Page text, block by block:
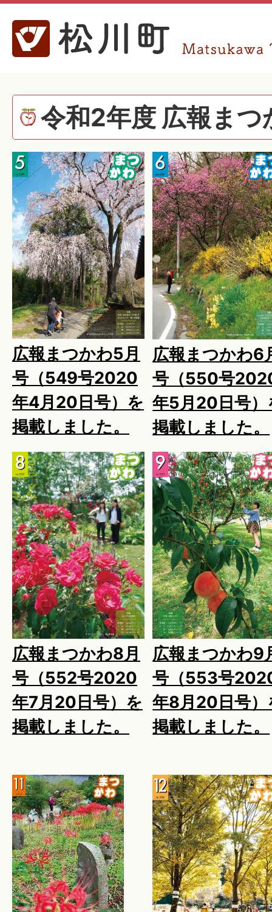
令和2年度 広報まつ
広報まつかわ5月
号（549号2020
年4月20日号）を
掲載しました。
広報まつかわ6
号（550号
年5月20日号）
掲載しました。
広報まつかわ8月
号（552号2020
年7月20日号）を
掲載しました。
広報まつかわ9
号（553号
年8月20日号）
掲載しました。